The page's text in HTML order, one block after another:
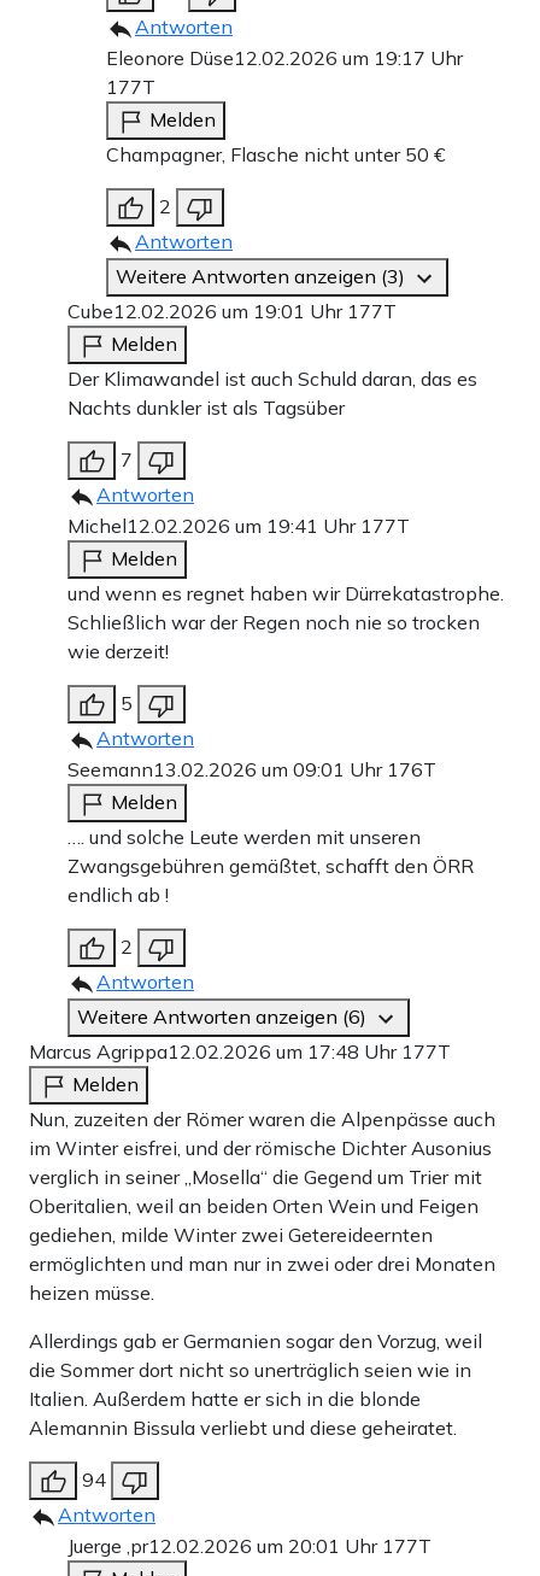
Antworten
Eleonore Düse12.02.2026 um 19:17 Uhr
177T
Melden
Champagner, Flasche nicht unter 50 €
2
Antworten
Weitere Antworten anzeigen (3)
Cube12.02.2026 um 19:01 Uhr 177T
Melden
Der Klimawandel ist auch Schuld daran, das es
Nachts dunkler ist als Tagsüber
7
Antworten
Michel12.02.2026 um 19:41 Uhr 177T
Melden
und wenn es regnet haben wir Dürrekatastrophe.
Schließlich war der Regen noch nie so trocken
wie derzeit!
5
Antworten
Seemann13.02.2026 um 09:01 Uhr 176T
Melden
…. und solche Leute werden mit unseren
Zwangsgebühren gemäßtet, schafft den ÖRR
endlich ab !
2
Antworten
Weitere Antworten anzeigen (6)
Marcus Agrippa12.02.2026 um 17:48 Uhr 177T
Melden
Nun, zuzeiten der Römer waren die Alpenpässe auch
im Winter eisfrei, und der römische Dichter Ausonius
verglich in seiner „Mosella“ die Gegend um Trier mit
Oberitalien, weil an beiden Orten Wein und Feigen
gediehen, milde Winter zwei Getereideernten
ermöglichten und man nur in zwei oder drei Monaten
heizen müsse.
Allerdings gab er Germanien sogar den Vorzug, weil
die Sommer dort nicht so unerträglich seien wie in
Italien. Außerdem hatte er sich in die blonde
Alemannin Bissula verliebt und diese geheiratet.
94
Antworten
Juerge ,pr12.02.2026 um 20:01 Uhr 177T